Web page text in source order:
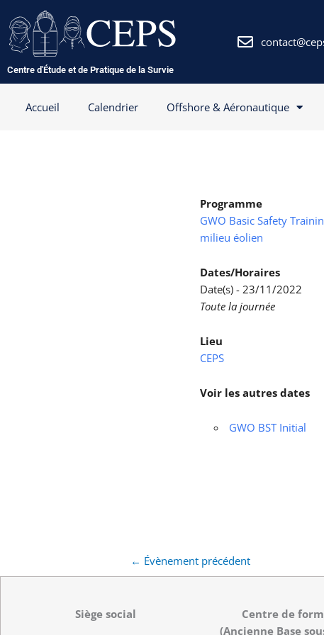
au
contenu
Centre d'Étude et de Pratique de la Survie
Accueil Calendrier Offshore & Aéronautique
Programme
GWO Basic Safety
milieu éolien
Dates/Horaires
Date(s) - 23/11/2022
Toute la journée
Lieu
CEPS
Voir les autres dates
GWO BST Initial
← Évènement précédent
Siège social
Centre de
(Ancienne Base